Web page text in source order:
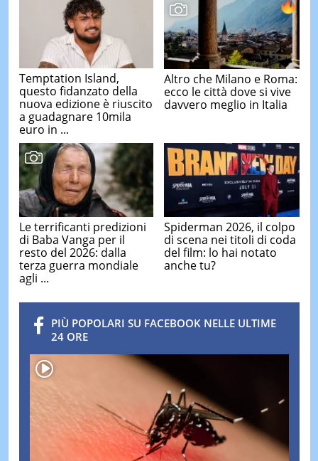
Temptation Island,
questo fidanzato della
nuova edizione è riuscito
a guadagnare 10mila
euro in ...
Altro che Milano e Roma:
ecco le città dove si vive
davvero meglio in Italia
Le terrificanti predizioni
di Baba Vanga per il
resto del 2026: dalla
terza guerra mondiale
agli ...
Spiderman 2026, il colpo
di scena nei titoli di coda
del film: lo hai notato
anche tu?
PIÙ POPOLARI SU FACEBOOK NELLE ULTIME
24 ORE